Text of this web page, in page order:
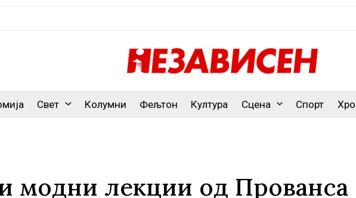
Свет Колумни Фељтон Култура Сцена Спорт
модни лекции од Прованса